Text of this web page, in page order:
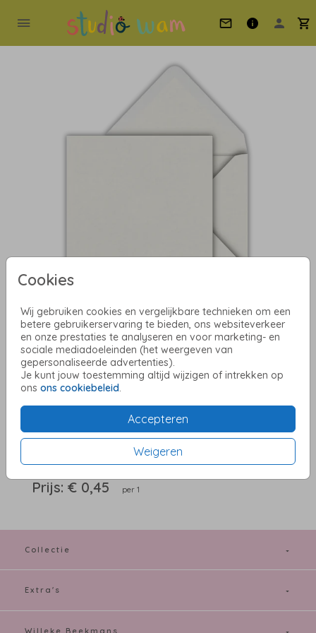
Cookies
Wij gebruiken cookies en vergelijkbare technieken om een
betere gebruikerservaring te bieden, ons websiteverkeer
en onze prestaties te analyseren en voor marketing- en
sociale mediadoeleinden (het weergeven van
gepersonaliseerde advertenties).
Je kunt jouw toestemming altijd wijzigen of intrekken op
ons ons cookiebeleid.
Accepteren
Weigeren
Biotop 12,5 X 14
Aantal x 1 Prijs: € 0,45
Prijs: € 0,45 per 1
Collectie
Extra's
Willeke Beekmans